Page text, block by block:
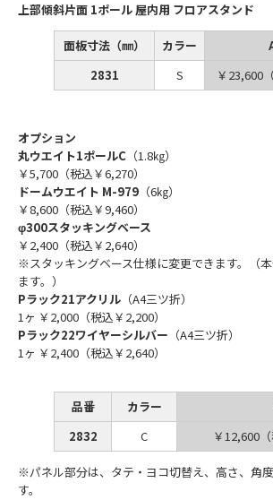
上部傾斜片面 1ポール 屋内用 フロアスタンド
面板寸法（㎜） カラー
2831
S ￥23,600
オプション
丸ウエイト1ポールC （1.8㎏）
￥5,700（税込￥6,270）
ドームウエイト M-979 （6㎏）
￥8,600（税込￥9,460）
φ300スタッキングベース
￥2,400（税込￥2,640）
※スタッキングベース仕様に変更できます。（
ます。）
Pラック21アクリル （A4三ツ折）
1ヶ ￥2,000（税込￥2,200）
Pラック22ワイヤーシルバー （A4三ツ折）
1ヶ ￥2,400（税込￥2,640）
品番 カラー
2832
C ￥12,600（
※パネル部分は、タテ・ヨコ切替え、高さ、角
す。